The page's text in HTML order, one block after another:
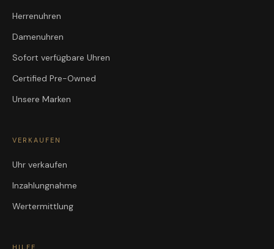
Herrenuhren
Damenuhren
Sofort verfügbare Uhren
Certified Pre-Owned
Unsere Marken
VERKAUFEN
Uhr verkaufen
Inzahlungnahme
Wertermittlung
HILFE